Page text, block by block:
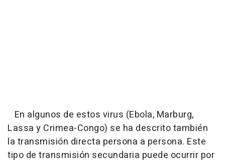
En algunos de estos virus (Ebola, Marburg,
Lassa y Crimea-Congo) se ha descrito también
la transmisión directa persona a persona. Este
tipo de transmisión secundaria puede ocurrir por